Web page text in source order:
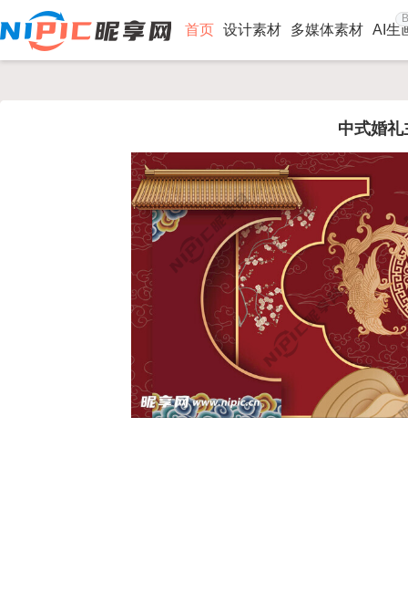
首页 设计素材 多媒体素材 AI生
中式婚